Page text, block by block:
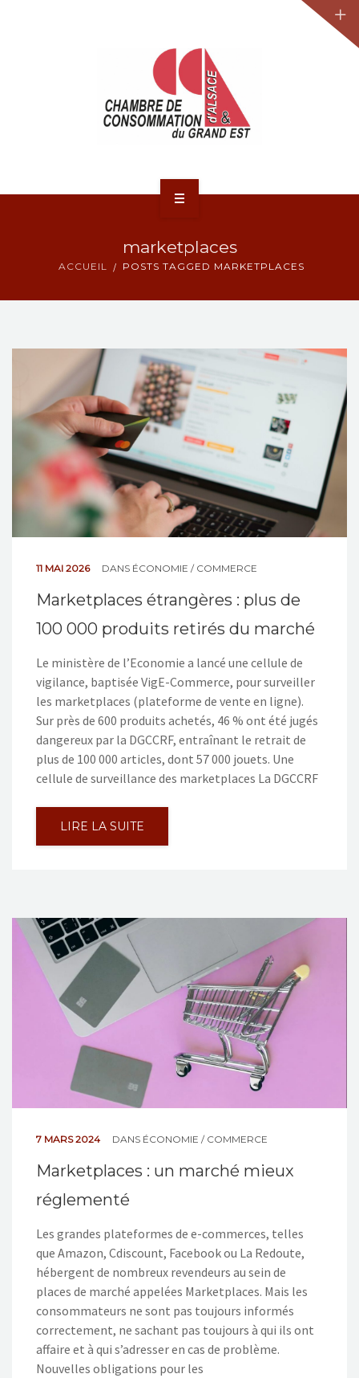
NOS ACTIONS
CONTACT
marketplaces
ACCUEIL POSTS TAGGED MARKETPLACES
11 MAI 2026 DANS ÉCONOMIE / COMMERCE
Marketplaces étrangères : plus de
100 000 produits retirés du marché
Le ministère de l’Economie a lancé une cellule de
vigilance, baptisée VigE-Commerce, pour surveiller
les marketplaces (plateforme de vente en ligne).
Sur près de 600 produits achetés, 46 % ont été jugés
dangereux par la DGCCRF, entraînant le retrait de
plus de 100 000 articles, dont 57 000 jouets. Une
cellule de surveillance des marketplaces La DGCCRF
LIRE LA SUITE
7 MARS 2024 DANS ÉCONOMIE / COMMERCE
Marketplaces : un marché mieux
réglementé
Les grandes plateformes de e-commerces, telles
que Amazon, Cdiscount, Facebook ou La Redoute,
hébergent de nombreux revendeurs au sein de
places de marché appelées Marketplaces. Mais les
consommateurs ne sont pas toujours informés
correctement, ne sachant pas toujours à qui ils ont
affaire et à qui s’adresser en cas de problème.
Nouvelles obligations pour les